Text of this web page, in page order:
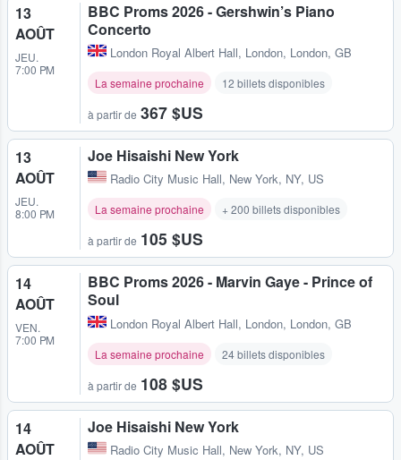
13
AOÛT
JEU.
7:00 PM
BBC Proms 2026 - Gershwin’s Piano
Concerto
London Royal Albert Hall, London, London, GB
La semaine prochaine 12 billets disponibles
à partir de 367 $US
13
AOÛT
JEU.
8:00 PM
Joe Hisaishi New York
Radio City Music Hall, New York, NY, US
La semaine prochaine + 200 billets disponibles
à partir de 105 $US
14
AOÛT
VEN.
7:00 PM
BBC Proms 2026 - Marvin Gaye - Prince of
Soul
London Royal Albert Hall, London, London, GB
La semaine prochaine 24 billets disponibles
à partir de 108 $US
14
AOÛT
Joe Hisaishi New York
Radio City Music Hall, New York, NY, US